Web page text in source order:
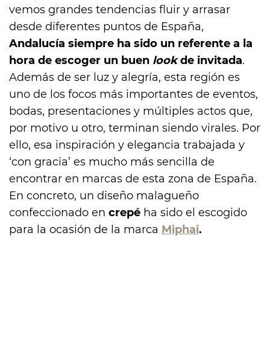
vemos grandes tendencias fluir y arrasar
desde diferentes puntos de España,
Andalucía siempre ha sido un referente a la
hora de escoger un buen lookde invitada.
Además de ser luz y alegría, esta región es
uno de los focos más importantes de eventos,
bodas, presentaciones y múltiples actos que,
por motivo u otro, terminan siendo virales. Por
ello, esa inspiración y elegancia trabajada y
‘con gracia’ es mucho más sencilla de
encontrar en marcas de esta zona de España.
En concreto, un diseño malagueño
confeccionado en crepé ha sido el escogido
para la ocasión de la marca Miphai.